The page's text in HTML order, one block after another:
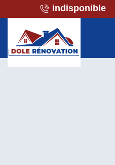
indisponible